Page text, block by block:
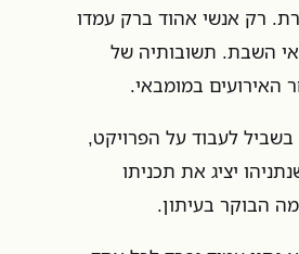
רק אנשי אהוד ברק עמדו
השבת. תשובותיה של
האירועים במומבאי.
לעבוד על הפרויקט,
יציג את תכניתו
הבוקר בעיתון.